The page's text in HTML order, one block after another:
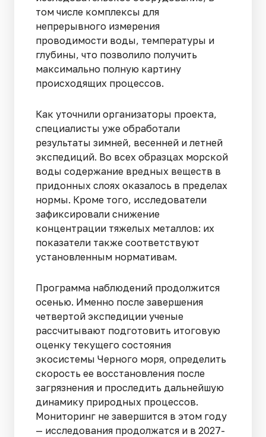
том числе комплексы для
непрерывного измерения
проводимости воды, температуры и
глубины, что позволило получить
максимально полную картину
происходящих процессов.
Как уточнили организаторы проекта,
специалисты уже обработали
результаты зимней, весенней и летней
экспедиций. Во всех образцах морской
воды содержание вредных веществ в
придонных слоях оказалось в пределах
нормы. Кроме того, исследователи
зафиксировали снижение
концентрации тяжелых металлов: их
показатели также соответствуют
установленным нормативам.
Программа наблюдений продолжится
осенью. Именно после завершения
четвертой экспедиции ученые
рассчитывают подготовить итоговую
оценку текущего состояния
экосистемы Черного моря, определить
скорость ее восстановления после
загрязнения и проследить дальнейшую
динамику природных процессов.
Мониторинг не завершится в этом году
— исследования продолжатся и в 2027-